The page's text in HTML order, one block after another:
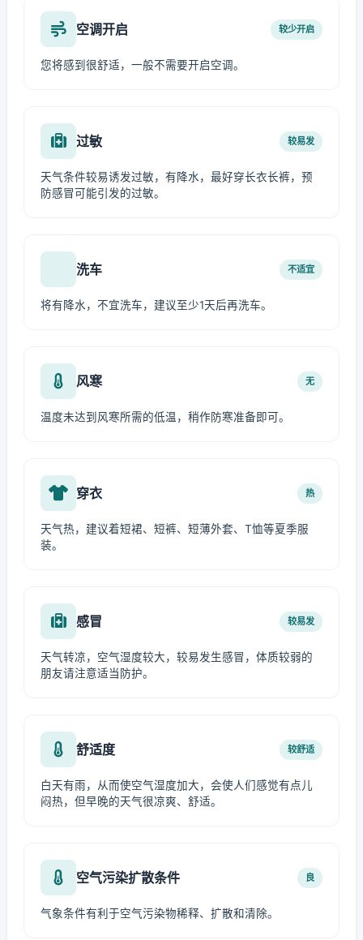
空调开启 较少开启
您将感到很舒适，一般不需要开启空调。
过敏 较易发
天气条件较易诱发过敏，有降水，最好穿长衣长裤，预
防感冒可能引发的过敏。
洗车 不适宜
将有降水，不宜洗车，建议至少1天后再洗车。
风寒 无
温度未达到风寒所需的低温，稍作防寒准备即可。
穿衣 热
天气热，建议着短裙、短裤、短薄外套、T恤等夏季服
装。
感冒 较易发
天气转凉，空气湿度较大，较易发生感冒，体质较弱的
朋友请注意适当防护。
舒适度 较舒适
白天有雨，从而使空气湿度加大，会使人们感觉有点儿
闷热，但早晚的天气很凉爽、舒适。
空气污染扩散条件 良
气象条件有利于空气污染物稀释、扩散和清除。